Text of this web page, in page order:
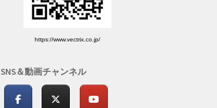
https://www.vectrix.co.jp/
SNS＆動画チャンネル